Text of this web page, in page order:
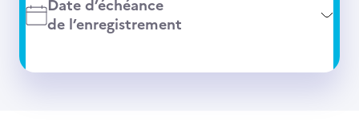
Date d’échéance
de l’enregistrement